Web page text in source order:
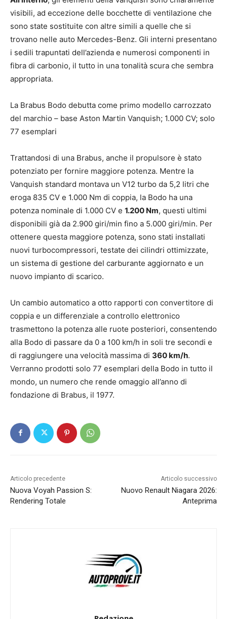
visibili, ad eccezione delle bocchette di ventilazione che
sono state sostituite con altre simili a quelle che si
trovano nelle auto Mercedes-Benz. Gli interni presentano
i sedili trapuntati dell’azienda e numerosi componenti in
fibra di carbonio, il tutto in una tonalità scura che sembra
appropriata.
La Brabus Bodo debutta come primo modello carrozzato
del marchio – base Aston Martin Vanquish; 1.000 CV; solo
77 esemplari
Trattandosi di una Brabus, anche il propulsore è stato
potenziato per fornire maggiore potenza. Mentre la
Vanquish standard montava un V12 turbo da 5,2 litri che
eroga 835 CV e 1.000 Nm di coppia, la Bodo ha una
potenza nominale di 1.000 CV e 1.200 Nm, questi ultimi
disponibili già da 2.900 giri/min fino a 5.000 giri/min. Per
ottenere questa maggiore potenza, sono stati installati
nuovi turbocompressori, testate dei cilindri ottimizzate,
un sistema di gestione del carburante aggiornato e un
nuovo impianto di scarico.
Un cambio automatico a otto rapporti con convertitore di
coppia e un differenziale a controllo elettronico
trasmettono la potenza alle ruote posteriori, consentendo
alla Bodo di passare da 0 a 100 km/h in soli tre secondi e
di raggiungere una velocità massima di 360 km/h.
Verranno prodotti solo 77 esemplari della Bodo in tutto il
mondo, un numero che rende omaggio all’anno di
fondazione di Brabus, il 1977.
Articolo precedente
Nuova Voyah Passion S:
Rendering Totale
Articolo successivo
Nuovo Renault Niagara 2026:
Anteprima